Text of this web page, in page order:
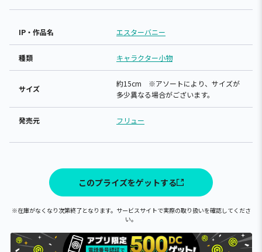
IP・作品名 エスターバニー
種類 キャラクター小物
サイズ
約15cm ※アソートにより、サイズが
多少異なる場合がございます。
発売元 フリュー
このプライズをゲットする
※在庫がなくなり次第終了となります。サービスサイトで実際の取り扱いを確認してくださ
い。